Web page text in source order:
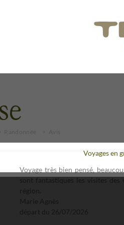
Voyages en
Voyage très bien pensé,